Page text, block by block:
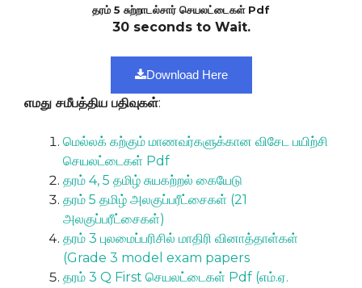
தரம் 5 சுற்றாடல்சார் செயலட்டைகள் Pdf
30 seconds to Wait.
Download Here
எமது சமீபத்திய பதிவுகள்:
மெல்லக் கற்கும் மாணவர்களுக்கான விசேட பயிற்சி
செயலட்டைகள் Pdf
தரம் 4, 5 தமிழ் சுயகற்றல் கையேடு
தரம் 5 தமிழ் அலகுப்பரீட்சைகள் (21
அலகுப்பரீட்சைகள்)
தரம் 3 புலமைப்பரிசில் மாதிரி வினாத்தாள்கள்
(Grade 3 model exam papers
தரம் 3 Q First செயலட்டைகள் Pdf (எம்.ஏ.